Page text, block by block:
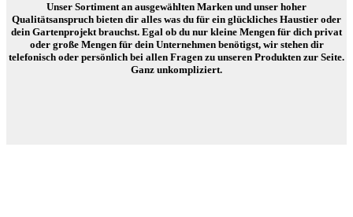
Unser Sortiment an ausgewählten Marken und unser hoher
Qualitätsanspruch bieten dir alles was du für ein glückliches Haustier oder
dein Gartenprojekt brauchst. Egal ob du nur kleine Mengen für dich privat
oder große Mengen für dein Unternehmen benötigst, wir stehen dir
telefonisch oder persönlich bei allen Fragen zu unseren Produkten zur Seite.
Ganz unkompliziert.